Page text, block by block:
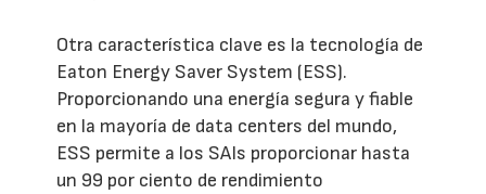
Otra característica clave es la tecnología de
Eaton Energy Saver System (ESS).
Proporcionando una energía segura y fiable
en la mayoría de data centers del mundo,
ESS permite a los SAIs proporcionar hasta
un 99 por ciento de rendimiento